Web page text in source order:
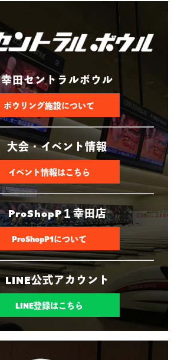
幸田セントラルボウル
ボウリング施設について
大会・イベント情報
イベント情報はこちら
ProShopP１幸田店
ProShopP1について
LINE公式アカウント
LINE登録はこちら